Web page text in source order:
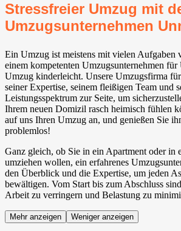
Stressfreier Umzug mit
Umzugsunternehmen
Ein Umzug ist meistens mit vielen Aufgaben
einem kompetenten Umzugsunternehmen für
Umzug kinderleicht. Unsere Umzugsfirma
seiner Expertise, seinem fleißigen Team und
Leistungsspektrum zur Seite, um
Ihrem neuen Domizil rasch heimisch fühlen
auf uns Ihren Umzug an, und genießen Sie
problemlos!
Ganz gleich, ob Sie in ein Apartment oder in
umziehen wollen, ein erfahrenes
den Überblick und die Expertise, um jeden
bewältigen. Vom Start bis zum Abschluss
Arbeit zu verringern und Belastung zu
Mehr anzeigen Weniger anzeigen